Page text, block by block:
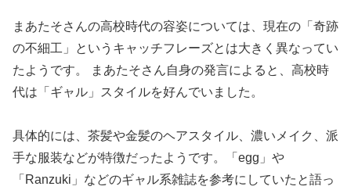
まあたそさんの高校時代の容姿については、現在の「奇跡
の不細工」というキャッチフレーズとは大きく異なってい
たようです。 まあたそさん自身の発言によると、高校時
代は「ギャル」スタイルを好んでいました。
具体的には、茶髪や金髪のヘアスタイル、濃いメイク、派
手な服装などが特徴だったようです。「egg」や
「Ranzuki」などのギャル系雑誌を参考にしていたと語っ